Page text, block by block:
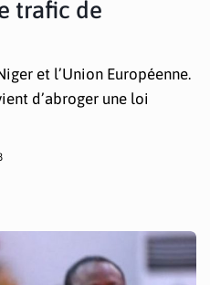
trafic de
et l’Union Européenne.
d’abroger une loi